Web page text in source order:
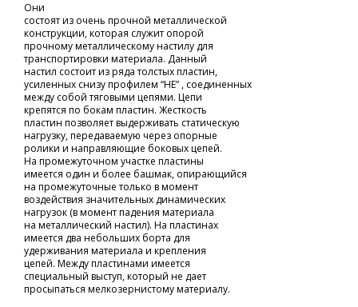
Они
состоят из очень прочной металлической
конструкции, которая служит опорой
прочному металлическому настилу для
транспортировки материала. Данный
настил состоит из ряда толстых пластин,
усиленных снизу профилем “HE” , соединенных
между собой тяговыми цепями. Цепи
крепятся по бокам пластин. Жесткость
пластин позволяет выдерживать статическую
нагрузку, передаваемую через опорные
ролики и направляющие боковых цепей.
На промежуточном участке пластины
имеется один и более башмак, опирающийся
на промежуточные только в момент
воздействия значительных динамических
нагрузок (в момент падения материала
на металлический настил). На пластинах
имеется два небольших борта для
удерживания материала и крепления
цепей. Между пластинами имеется
специальный выступ, который не дает
просыпаться мелкозернистому материалу.